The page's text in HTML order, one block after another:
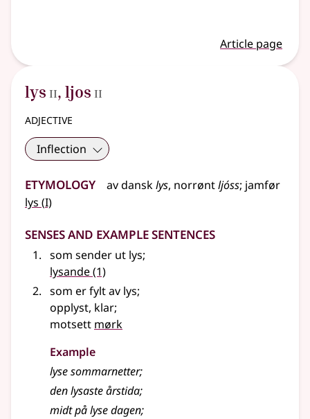
Article page
lys 2
II, ljos 2
II
adjective
Inflection
Etymology av dansklys, norrøntljóss; jamfør
lys (1
I)
Senses and Example Sentences
som sender ut lys;
lysande(1)
som er fylt av lys;
opplyst, klar;
motsett mørk
Example
lyse sommarnetter;
denlysasteårstida;
midt pålysedagen;